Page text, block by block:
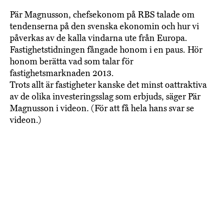
Pär Magnusson, chefsekonom på RBS talade om
tendenserna på den svenska ekonomin och hur vi
påverkas av de kalla vindarna ute från Europa.
Fastighetstidningen fångade honom i en paus. Hör
honom berätta vad som talar för
fastighetsmarknaden 2013.
Trots allt är fastigheter kanske det minst oattraktiva
av de olika investeringsslag som erbjuds, säger Pär
Magnusson i videon. (För att få hela hans svar se
videon.)